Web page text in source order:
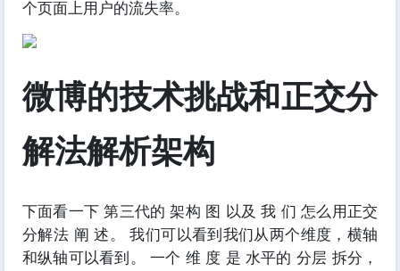
个页面上用户的流失率。
微博的技术挑战和正交分
解法解析架构
下面看一下 第三代的 架构 图 以及 我 们 怎么用正交
分解法 阐 述。 我们可以看到我们从两个维度，横轴
和纵轴可以看到。 一个 维 度 是 水平的 分层 拆分，